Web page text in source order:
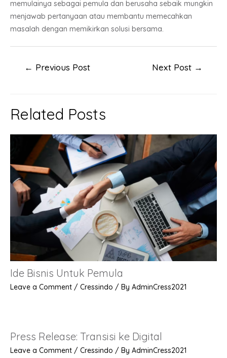
memulainya sebagai pemula dan berusaha sebaik mungkin
menjawab pertanyaan atau membantu memecahkan
masalah dengan memikirkan solusi bersama.
← Previous Post Next Post →
Related Posts
Ide Bisnis Untuk Pemula
Leave a Comment / Cressindo / By AdminCress2021
Press Release: Transisi ke Digital
Leave a Comment / Cressindo / By AdminCress2021